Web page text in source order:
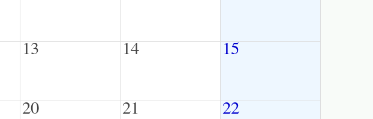
13 14 15
20 21 22